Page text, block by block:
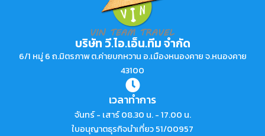
บริษัท วี.ไอ.เอ็น.ทีม จำกัด
6/1 หมู่ 6 ถ.มิตรภาพ ต.ค่ายบกหวาน อ.เมืองหนองคาย จ.หนองคาย
43100
เวลาทำการ
จันทร์ - เสาร์ 08.30 น. - 17.00 น.
ใบอนุญาตธุรกิจนำเที่ยว 51/00957